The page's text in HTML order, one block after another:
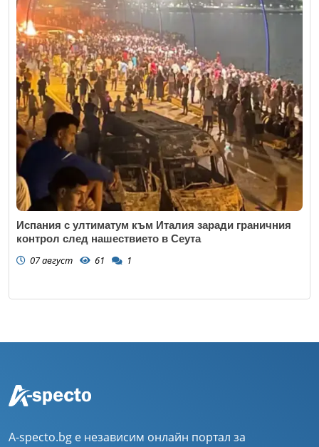
Испания с ултиматум към Италия заради граничния
контрол след нашествието в Сеута
07 август 61 1
A-specto.bg е независим онлайн портал за